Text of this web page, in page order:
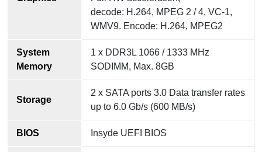
decode: H.264, MPEG 2 / 4, VC-1,
WMV9. Encode: H.264, MPEG2
System
Memory
1 x DDR3L 1066 / 1333 MHz
SODIMM, Max. 8GB
Storage
2 x SATA ports 3.0 Data transfer rates
up to 6.0 Gb/s (600 MB/s)
BIOS Insyde UEFI BIOS